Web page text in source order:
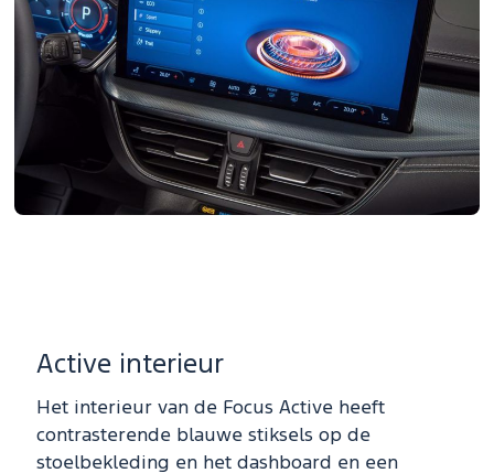
Active interieur
Het interieur van de Focus Active heeft
contrasterende blauwe stiksels op de
stoelbekleding en het dashboard en een